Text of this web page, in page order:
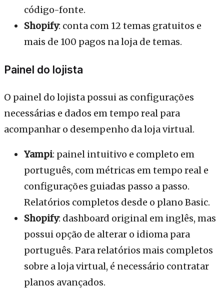
código-fonte.
Shopify: conta com 12 temas gratuitos e
mais de 100 pagos na loja de temas.
Painel do lojista
O painel do lojista possui as configurações
necessárias e dados em tempo real para
acompanhar o desempenho da loja virtual.
Yampi: painel intuitivo e completo em
português, com métricas em tempo real e
configurações guiadas passo a passo.
Relatórios completos desde o plano Basic.
Shopify: dashboard original em inglês, mas
possui opção de alterar o idioma para
português. Para relatórios mais completos
sobre a loja virtual, é necessário contratar
planos avançados.